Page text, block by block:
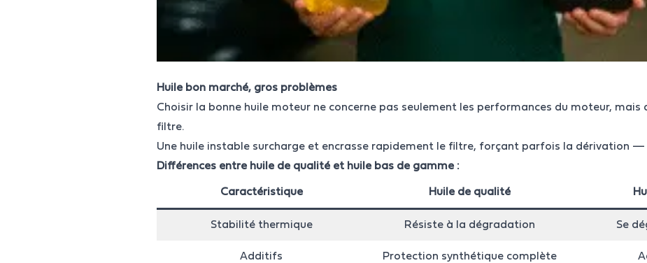
Huile bon marché, gros problèmes
Choisir la bonne huile moteur ne concerne pas seulement les performances du moteur, mais
filtre.
Une huile instable surcharge et encrasse rapidement le filtre, forçant parfois la dérivation
Différences entre huile de qualité et huile bas de gamme :
Caractéristique Huile de qualité
Stabilité thermique Résiste à la dégradation Se
Additifs Protection synthétique complète